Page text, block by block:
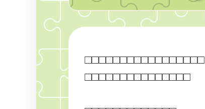
□□□□□□□□□□□□□□□□□
□□□□□□□□□□□□□□□